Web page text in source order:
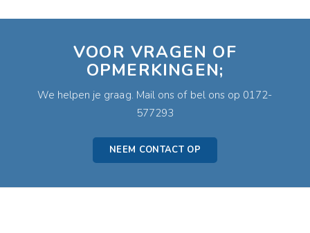
VOOR VRAGEN OF
OPMERKINGEN;
We helpen je graag. Mail ons of bel ons op 0172-
577293
NEEM CONTACT OP